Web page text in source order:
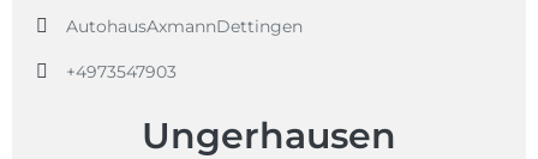
AutohausAxmannDettingen
+4973547903
Ungerhausen